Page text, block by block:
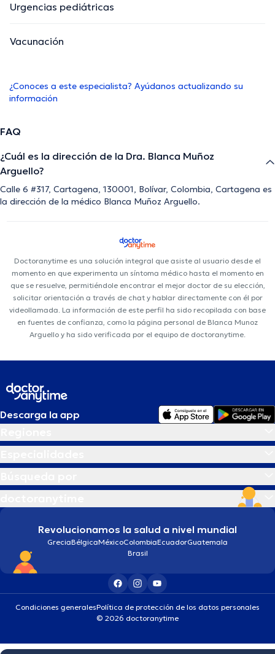
Urgencias pediátricas
Vacunación
¿Conoces a este especialista? Ayúdanos actualizando su
información
FAQ
¿Cuál es la dirección de la Dra. Blanca Muñoz
Arguello?
Calle 6 #317, Cartagena, 130001, Bolívar, Colombia, Cartagena es
la dirección de la médico Blanca Muñoz Arguello.
Doctoranytime es una solución integral que asiste al usuario desde el
momento en que experimenta un síntoma médico hasta el momento en
que se resuelve, permitiéndole encontrar el mejor doctor de su elección,
solicitar orientación a través de chat y hablar directamente con él por
videollamada. La información de este perfil ha sido recopilada con base
en fuentes de confianza, como la página personal de Blanca Munoz
Arguello y ha sido verificada por el equipo de doctoranytime.
Descarga la app
Revolucionamos la salud a nivel mundial
GreciaBélgicaMéxicoColombiaEcuadorGuatemala
Brasil
Condiciones generalesPolítica de protección de los datos personales
© 2026 doctoranytime